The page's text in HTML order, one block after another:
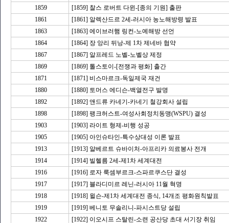
1859
[1859] 찰스 로버트 다윈-[종의 기원] 출판
1861
[1861] 알렉산드르 2세-러시아 농노해방령 발표
1863
[1863] 에이브러햄 링컨-노예해방 선언
1864
[1864] 장 앙리 뒤낭-제 1차 제네바 협약
1867
[1867] 알프레드 노벨-노벨상 제정
1869
[1869] 톨스토이-[전쟁과 평화] 출간
1871
[1871] 비스마르크-독일제국 재건
1880
[1880] 토머스 에디슨-백열전구 발명
1892
[1892] 앤드류 카네기-카네기 철강회사 설립
1898
[1898] 팽크허스트-여성사회정치동맹(WSPU) 결성
1903
[1903] 라이트 형제-비행 성공
1905
[1905] 아인슈타인-특수상대성 이론 발표
1913
[1913] 알베르트 슈바이처-아프리카 의료봉사 전개
1914
[1914] 빌헬름 2세-제1차 세계대전
1916
[1916] 로자 룩셈부르크-스파르쿠스단 결성
1917
[1917] 블라디미르 레닌-러시아 11월 혁명
1918
[1918] 윌슨-제1차 세계대전 종식, 14개조 평화원칙발표
1919
[1919] 베니토 무솔리니-파시스트당 설립
1922
[1922] 이오시프 스탈린-소련 공산당 초대 서기장 취임